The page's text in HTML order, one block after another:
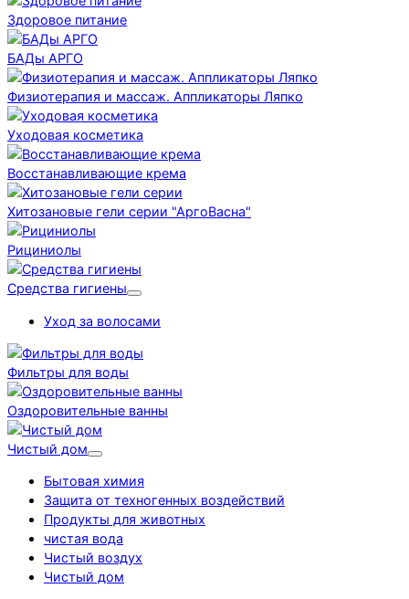
Здоровое питание
БАДы АРГО
Физиотерапия и массаж. Аппликаторы Ляпко
Уходовая косметика
Восстанавливающие крема
Хитозановые гели серии "АргоВасна"
Рициниолы
Средства гигиены
Уход за волосами
Фильтры для воды
Оздоровительные ванны
Чистый дом
Бытовая химия
Защита от техногенных воздействий
Продукты для животных
чистая вода
Чистый воздух
Чистый дом